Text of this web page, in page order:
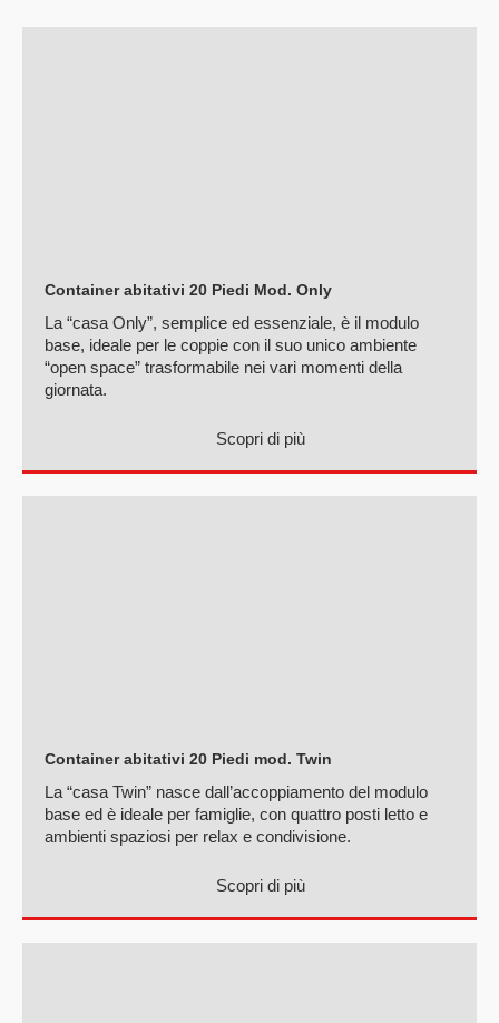
Container abitativi 20 Piedi Mod. Only
La “casa Only”, semplice ed essenziale, è il modulo
base, ideale per le coppie con il suo unico ambiente
“open space” trasformabile nei vari momenti della
giornata.
Scopri di più
Container abitativi 20 Piedi mod. Twin
La “casa Twin” nasce dall’accoppiamento del modulo
base ed è ideale per famiglie, con quattro posti letto e
ambienti spaziosi per relax e condivisione.
Scopri di più